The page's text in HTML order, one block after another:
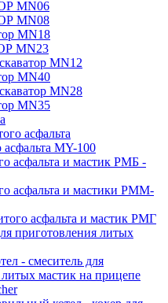
MN06
MN08
MN18
MN23
MN12
MN40
MN28
MN35
асфальта
MY-100
асфальта и мастик РМБ -
асфальта и мастики РММ-
асфальта и мастик РМГ
приготовления литых
- смеситель для
мастик на прицепе